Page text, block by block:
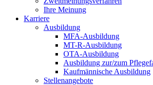
Ihre Meinung
Karriere
Ausbildung
MFA-Ausbildung
MT-R-Ausbildung
OTA-Ausbildung
Ausbildung zur/zum
Kaufmännische Ausbildung
Stellenangebote